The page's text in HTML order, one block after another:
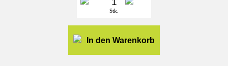
Stk.
In den Warenkorb